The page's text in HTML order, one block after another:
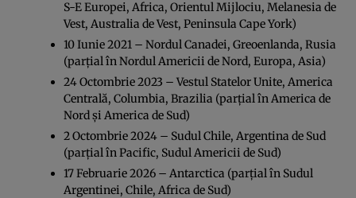
S-E Europei, Africa, Orientul Mijlociu, Melanesia de
Vest, Australia de Vest, Peninsula Cape York)
10 Iunie 2021 – Nordul Canadei, Greoenlanda, Rusia
(parţial în Nordul Americii de Nord, Europa, Asia)
24 Octombrie 2023 – Vestul Statelor Unite, America
Centrală, Columbia, Brazilia (parţial în America de
Nord şi America de Sud)
2 Octombrie 2024 – Sudul Chile, Argentina de Sud
(parţial în Pacific, Sudul Americii de Sud)
17 Februarie 2026 – Antarctica (parţial în Sudul
Argentinei, Chile, Africa de Sud)